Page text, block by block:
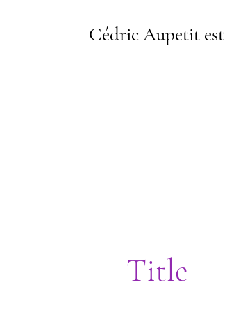
Cédric Aupetit est
Title